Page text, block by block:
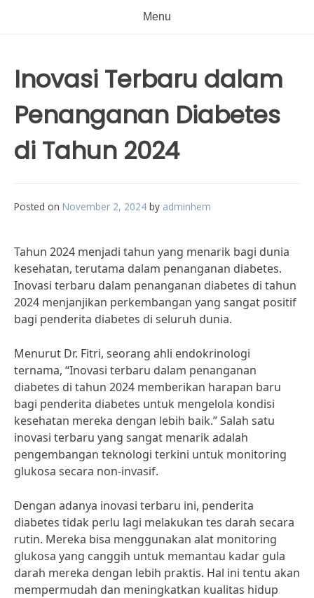
Menu
Inovasi Terbaru dalam
Penanganan Diabetes
di Tahun 2024
Posted on November 2, 2024 by adminhem
Tahun 2024 menjadi tahun yang menarik bagi dunia
kesehatan, terutama dalam penanganan diabetes.
Inovasi terbaru dalam penanganan diabetes di tahun
2024 menjanjikan perkembangan yang sangat positif
bagi penderita diabetes di seluruh dunia.
Menurut Dr. Fitri, seorang ahli endokrinologi
ternama, “Inovasi terbaru dalam penanganan
diabetes di tahun 2024 memberikan harapan baru
bagi penderita diabetes untuk mengelola kondisi
kesehatan mereka dengan lebih baik.” Salah satu
inovasi terbaru yang sangat menarik adalah
pengembangan teknologi terkini untuk monitoring
glukosa secara non-invasif.
Dengan adanya inovasi terbaru ini, penderita
diabetes tidak perlu lagi melakukan tes darah secara
rutin. Mereka bisa menggunakan alat monitoring
glukosa yang canggih untuk memantau kadar gula
darah mereka dengan lebih praktis. Hal ini tentu akan
mempermudah dan meningkatkan kualitas hidup